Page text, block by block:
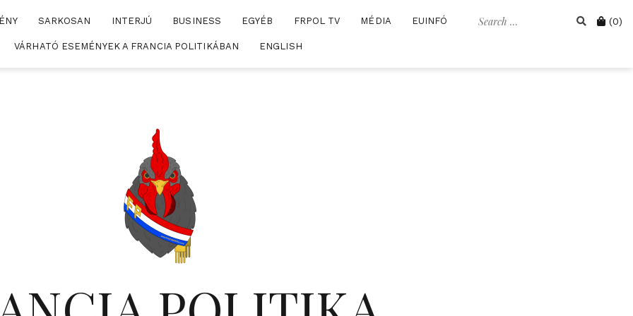
Search Cart
(0)
SARKOSAN INTERJÚ BUSINESS EGYÉB FRPOL TV MÉDIA EUINFÓ
VÁRHATÓ ESEMÉNYEK A FRANCIA POLITIKÁBAN ENGLISH